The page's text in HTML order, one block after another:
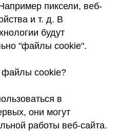
пиксели, веб-
и т. д. В
будут
"файлы cookie".
файлы cookie?
в
они могут
работы веб-сайта.